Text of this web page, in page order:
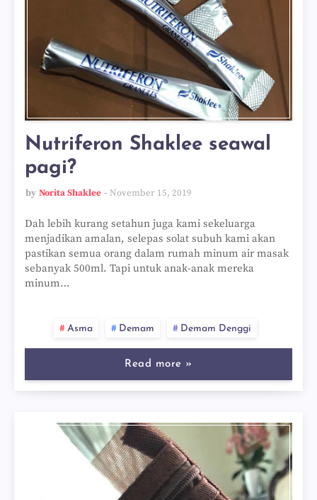
Nutriferon Shaklee seawal
pagi?
by Norita Shaklee November 15, 2019
Dah lebih kurang setahun juga kami sekeluarga
menjadikan amalan, selepas solat subuh kami akan
pastikan semua orang dalam rumah minum air masak
sebanyak 500ml. Tapi untuk anak-anak mereka
minum…
Asma Demam Demam Denggi
Read more »